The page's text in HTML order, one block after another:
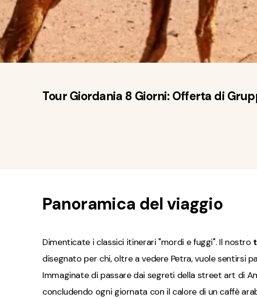
Tour Giordania 8 Giorni: Offerta di
Panoramica del viaggio
Dimenticate i classici itinerari "mordi e fuggi". Il nostro
disegnato per chi, oltre a vedere Petra, vuole sentirsi
Immaginate di passare dai segreti della street art di
concludendo ogni giornata con il calore di un caffè